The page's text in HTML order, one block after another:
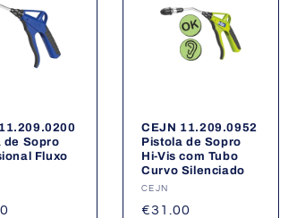
de Sopro
Fluxo
CEJN 11.209.0952
Pistola de Sopro
Hi-Vis com Tubo
Curvo Silenciado
Fornecedor:
CEJN
Preço
€31.00